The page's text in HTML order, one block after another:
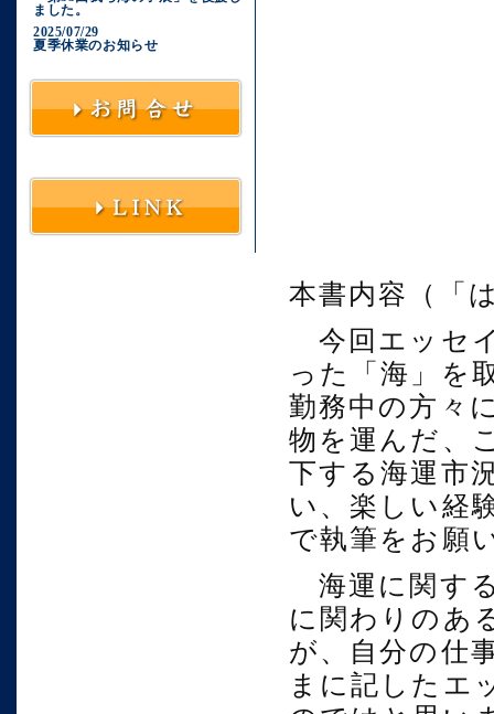
本書内容（「
今回エッセ
った「海」を
勤務中の方々
物を運んだ、
下する海運市
い、楽しい経
で執筆をお願
海運に関す
に関わりのあ
が、自分の仕
まに記したエ
ました。
2025/07/29
夏季休業のお知らせ